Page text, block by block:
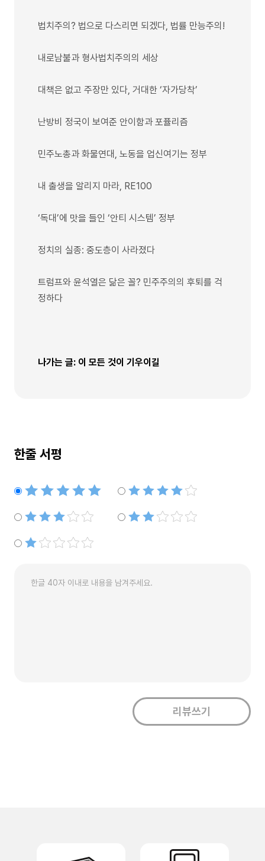
법치주의? 법으로 다스리면 되겠다, 법률 만능주의!
내로남불과 형사법치주의의 세상
대책은 없고 주장만 있다, 거대한 ‘자가당착’
난방비 정국이 보여준 안이함과 포퓰리즘
민주노총과 화물연대, 노동을 업신여기는 정부
내 출생을 알리지 마라, RE100
‘독대’에 맛을 들인 ‘안티 시스템’ 정부
정치의 실종: 중도층이 사라졌다
트럼프와 윤석열은 닮은 꼴? 민주주의의 후퇴를 걱
정하다
나가는 글: 이 모든 것이 기우이길
한줄 서평
별점5개 별점4개
별점3개 별점2개
별점1개